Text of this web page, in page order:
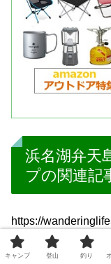
浜名湖弁天
プの関連記
https://
https://
キャンプ 登山 釣り